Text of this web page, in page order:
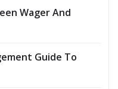
Wager And
Guide To